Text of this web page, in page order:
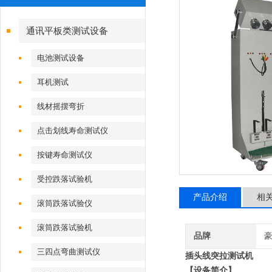
通讯平板类测试设备
电池测试设备
耳机测试
线材摇摆弯折
点击划线寿命测试仪
按键寿命测试仪
受控跌落试验机
滚筒跌落试验仪
滚筒跌落试验机
三四点弯曲测试仪
产品介绍 相
品牌
插头线突拉测试机